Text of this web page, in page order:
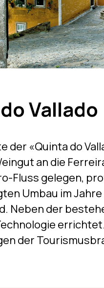
Vallado
der «Quinta do
an die
Fluss gelegen,
Umbau im
Neben der
der